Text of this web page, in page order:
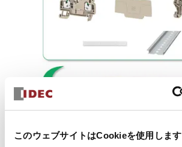
このウェブサイトはCookieを使用します